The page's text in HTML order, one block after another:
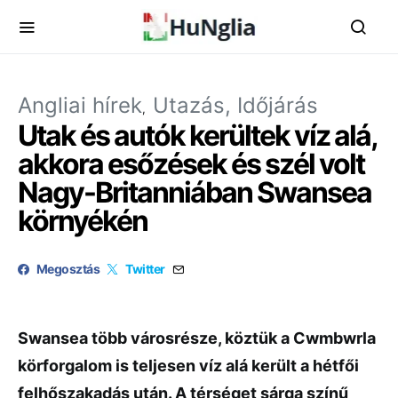
Angliai hírek Utazás, Időjárás
Utak és autók kerültek víz alá,
akkora esőzések és szél volt
Nagy-Britanniában Swansea
környékén
Megosztás Twitter
Swansea több városrésze, köztük a Cwmbwrla
körforgalom is teljesen víz alá került a hétfői
felhőszakadás után. A térséget sárga színű